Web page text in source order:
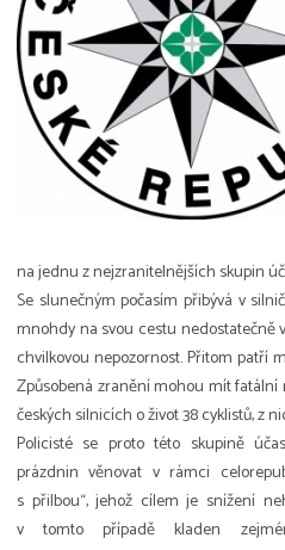
na jednu z nejzranitelnějších skupin
Se slunečným počasím přibývá v
mnohdy na svou cestu nedostatečně
chvilkovou nepozornost. Přitom patří
Způsobená zranění mohou mít fatální
českých silnicích o život 38 cyklistů, z
Policisté se proto této skupině
prázdnin věnovat v rámci
s přilbou“, jehož cílem je snížení
v tomto případě kladen